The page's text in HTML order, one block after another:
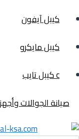
كيبل آيفون
كيبل مايكرو
c كيبل تايب
صيانة الجوالات
Menu